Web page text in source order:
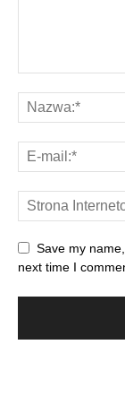
Save my
next time I